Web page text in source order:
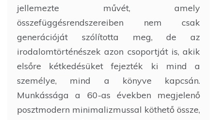
jellemezte művét, amely
összefüggésrendszereiben nem csak
generációját szólította meg, de az
irodalomtörténészek azon csoportját is, akik
elsőre kétkedésüket fejezték ki mind a
személye, mind a könyve kapcsán.
Munkássága a 60-as években megjelenő
posztmodern minimalizmussal köthető össze,